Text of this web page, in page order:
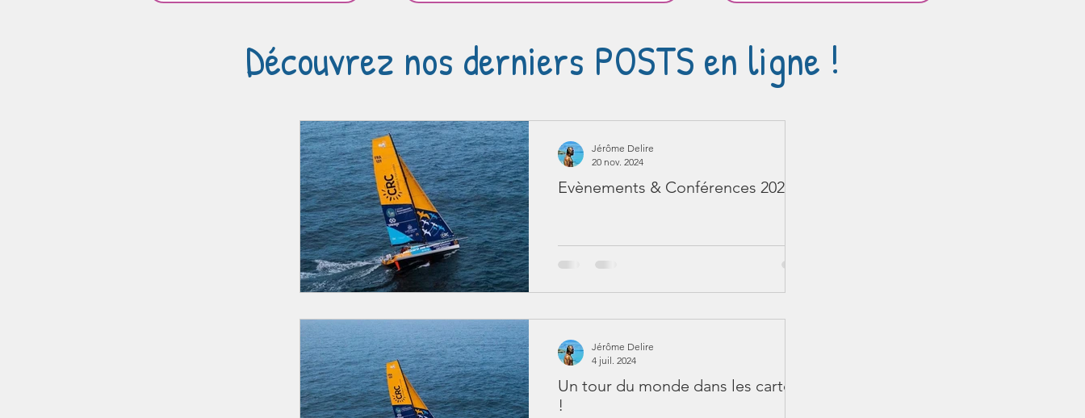
Découvrez nos derniers POSTS en ligne !
Evènements & Conférences 2024
Jérôme Delire
20 nov. 2024
Un tour du monde dans les cartons
!
Jérôme Delire
4 juil. 2024